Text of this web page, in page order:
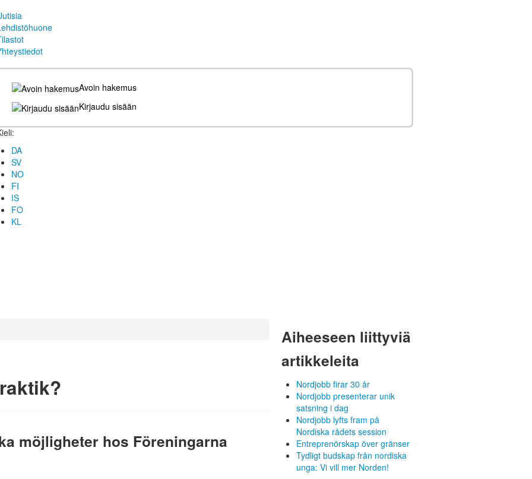
Avoin hakemus
Kirjaudu sisään
DA
SV
NO
FI
IS
FO
KL
möjligheter hos Föreningarna
Aiheeseen liittyviä
artikkeleita
Nordjobb firar 30 år
Nordjobb presenterar unik
satsning i dag
Nordjobb lyfts fram på
Nordiska rådets session
Entreprenörskap över gränser
Tydligt budskap från nordiska
unga: Vi vill mer Norden!